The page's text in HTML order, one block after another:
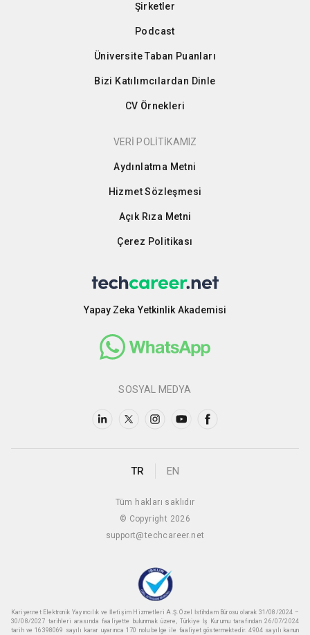
Şirketler
Podcast
Üniversite Taban Puanları
Bizi Katılımcılardan Dinle
CV Örnekleri
VERİ POLİTİKAMIZ
Aydınlatma Metni
Hizmet Sözleşmesi
Açık Rıza Metni
Çerez Politikası
Yapay Zeka Yetkinlik Akademisi
SOSYAL MEDYA
TR EN
Tüm hakları saklıdır
© Copyright 2026
support@techcareer.net
Kariyer.net Elektronik Yayıncılık ve İletişim Hizmetleri A.Ş. Özel İstihdam Bürosu olarak 31/08/2024 –
30/08/2027 tarihleri arasında faaliyette bulunmak üzere, Türkiye İş Kurumu tarafından 26/07/2024
tarih ve 16398069 sayılı karar uyarınca 170 nolu belge ile faaliyet göstermektedir. 4904 sayılı kanun